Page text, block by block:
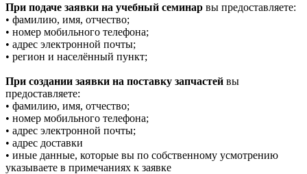
При подаче заявки на учебный семинар вы предоставляете:
• фамилию, имя, отчество;
• номер мобильного телефона;
• адрес электронной почты;
• регион и населённый пункт;
При создании заявки на поставку запчастей вы
предоставляете:
• фамилию, имя, отчество;
• номер мобильного телефона;
• адрес электронной почты;
• адрес доставки
• иные данные, которые вы по собственному усмотрению
указываете в примечаниях к заявке